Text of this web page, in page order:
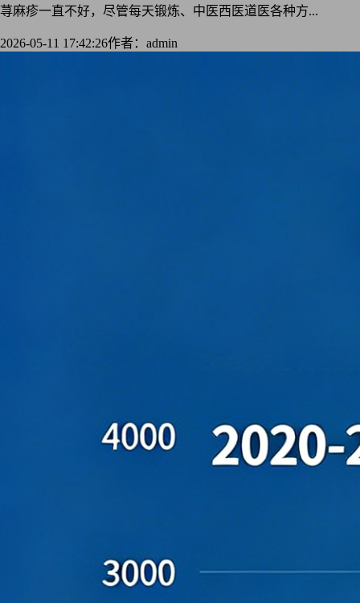
荨麻疹一直不好，尽管每天锻炼、中医西医道医各种方...
2026-05-11 17:42:26作者：admin